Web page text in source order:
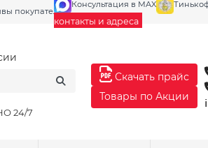
покупателей Галерея
Консультация в MAX
контакты и адреса
24/7
Скачать прайс
Товары по Акции